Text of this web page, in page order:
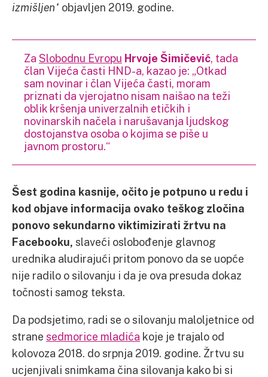
izmišljen“ objavljen 2019. godine.
Za Slobodnu Evropu Hrvoje Šimičević, tada
član Vijeća časti HND-a, kazao je: „Otkad
sam novinar i član Vijeća časti, moram
priznati da vjerojatno nisam naišao na teži
oblik kršenja univerzalnih etičkih i
novinarskih načela i narušavanja ljudskog
dostojanstva osoba o kojima se piše u
javnom prostoru.“
Šest godina kasnije, očito je potpuno u redu i
kod objave informacija ovako teškog zločina
ponovo sekundarno viktimizirati žrtvu na
Facebooku, slaveći oslobođenje glavnog
urednika aludirajući pritom ponovo da se uopće
nije radilo o silovanju i da je ova presuda dokaz
točnosti samog teksta.
Da podsjetimo, radi se o silovanju maloljetnice od
strane sedmorice mladića koje je trajalo od
kolovoza 2018. do srpnja 2019. godine. Žrtvu su
ucjenjivali snimkama čina silovanja kako bi si